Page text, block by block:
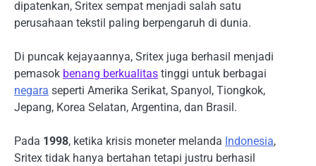
dipatenkan, Sritex sempat menjadi salah satu
perusahaan tekstil paling berpengaruh di dunia.
Di puncak kejayaannya, Sritex juga berhasil menjadi
pemasok benang berkualitas tinggi untuk berbagai
negara seperti Amerika Serikat, Spanyol, Tiongkok,
Jepang, Korea Selatan, Argentina, dan Brasil.
Pada 1998, ketika krisis moneter melanda Indonesia,
Sritex tidak hanya bertahan tetapi justru berhasil